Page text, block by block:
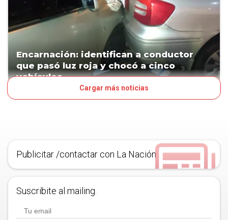
Encarnación: identifican a conductor
que pasó luz roja y chocó a cinco
vehículos
Cargar más noticias
Publicitar /contactar con La Nación
Suscribite al mailing.